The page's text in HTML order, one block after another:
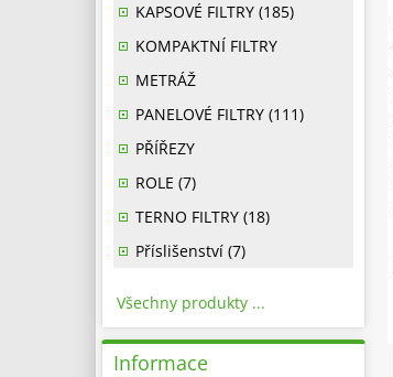
KAPSOVÉ FILTRY (185)
KOMPAKTNÍ FILTRY
METRÁŽ
PANELOVÉ FILTRY (111)
PŘÍŘEZY
ROLE (7)
TERNO FILTRY (18)
Příslišenství (7)
Všechny produkty ...
Informace